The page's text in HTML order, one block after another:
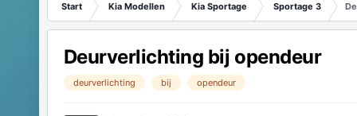
Start Kia Modellen Kia Sportage Sportage 3
Deurverlichting bij opendeur
deurverlichting bij opendeur